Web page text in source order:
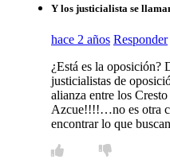
Y los justicialista se
hace 2 años Responder
¿Está es la oposición?
justicialistas de
alianza entre los
Azcue!!!!…no es otra
encontrar lo que